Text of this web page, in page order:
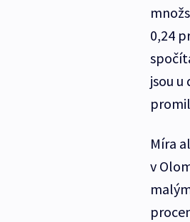
0,24
jsou
Míra
v